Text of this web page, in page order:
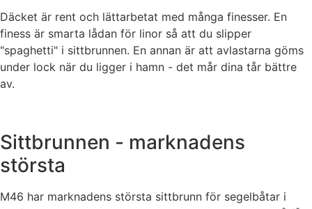
Däcket är rent och lättarbetat med många finesser. En
finess är smarta lådan för linor så att du slipper
"spaghetti" i sittbrunnen. En annan är att avlastarna göms
under lock när du ligger i hamn - det mår dina tår bättre
av.
Sittbrunnen - marknadens
största
M46 har marknadens största sittbrunn för segelbåtar i